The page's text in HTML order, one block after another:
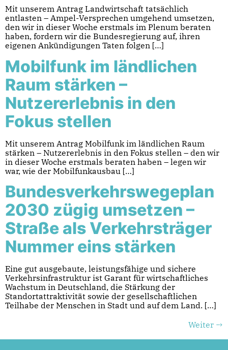
Mit unserem Antrag Landwirtschaft tatsächlich
entlasten – Ampel-Versprechen umgehend umsetzen,
den wir in dieser Woche erstmals im Plenum beraten
haben, fordern wir die Bundesregierung auf, ihren
eigenen Ankündigungen Taten folgen […]
Mobilfunk im ländlichen
Raum stärken –
Nutzererlebnis in den
Fokus stellen
Mit unserem Antrag Mobilfunk im ländlichen Raum
stärken – Nutzererlebnis in den Fokus stellen – den wir
in dieser Woche erstmals beraten haben – legen wir
war, wie der Mobilfunkausbau […]
Bundesverkehrswegeplan
2030 zügig umsetzen –
Straße als Verkehrsträger
Nummer eins stärken
Eine gut ausgebaute, leistungsfähige und sichere
Verkehrsinfrastruktur ist Garant für wirtschaftliches
Wachstum in Deutschland, die Stärkung der
Standortattraktivität sowie der gesellschaftlichen
Teilhabe der Menschen in Stadt und auf dem Land. […]
Weiter →